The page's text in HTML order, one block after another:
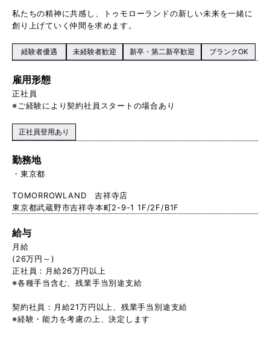
私たちの精神に共感し、トゥモローランドの新しい未来を一緒に
創り上げていく仲間を求めます。
経験者優遇 未経験者歓迎 新卒・第二新卒歓迎 ブランクOK
雇用形態
正社員
※ご経験により契約社員スタートの場合あり
正社員登用あり
勤務地
東京都
TOMORROWLAND 吉祥寺店
東京都武蔵野市吉祥寺本町2-9-1 1F/2F/B1F
給与
月給
(26万円～)
正社員：月給26万円以上
※各種手当含む、残業手当別途支給
契約社員：月給21万円以上、残 業手当別途支給
※経験・能力を考慮の上、決定します